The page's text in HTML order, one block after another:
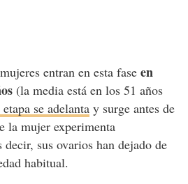
entran en esta fase en
(la media está en los 51 años
etapa se adelantay surge antes de
la mujer experimenta
decir, sus ovarios han dejado de
habitual.